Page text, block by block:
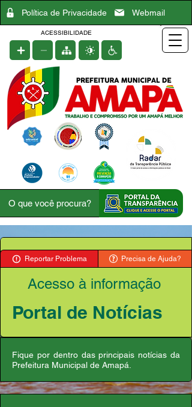
Política de Privacidade Webmail
ACESSIBILIDADE
Reportar Problema Precisa de Ajuda?
Acesso à informação
Portal de Notícias
Fique por dentro das principais notícias da
Prefeitura Municipal de Amapá.